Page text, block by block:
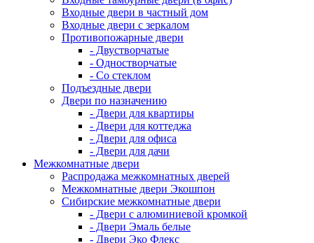
Входные двери в частный дом
Входные двери с зеркалом
Противопожарные двери
- Двустворчатые
- Одностворчатые
- Со стеклом
Подъездные двери
Двери по назначению
- Двери для квартиры
- Двери для коттеджа
- Двери для офиса
- Двери для дачи
Межкомнатные двери
Распродажа межкомнатных дверей
Межкомнатные двери Экошпон
Сибирские межкомнатные двери
- Двери с алюминиевой кромкой
- Двери Эмаль белые
- Двери Эко Флекс